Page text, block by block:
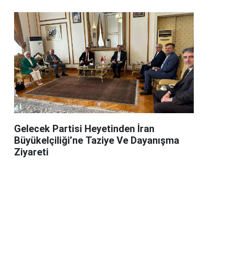
Gelecek Partisi Heyetinden İran
Büyükelçiliği’ne Taziye Ve Dayanışma
Ziyareti